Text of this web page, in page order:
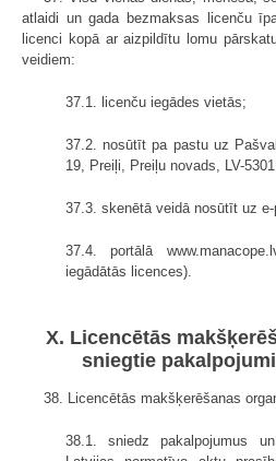
atlaidi un gada bezmaksas licenču
licenci kopā ar aizpildītu lomu
veidiem:
37.1. licenču iegādes vietās;
37.2. nosūtīt pa pastu uz
19, Preiļi, Preiļu novads, LV-
37.3. skenētā veidā nosūtīt uz
37.4. portālā
iegādātās licences).
X. Licencētās
sniegtie
38. Licencētās makšķerēšanas
38.1. sniedz pakalpojumus